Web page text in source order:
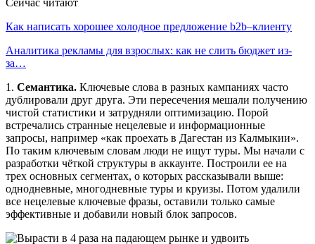
Сейчас читают
Как написать хорошее холодное предложение b2b–клиенту
Аналитика рекламы для взрослых: как не слить бюджет из-
за…
1. Семантика. Ключевые слова в разных кампаниях часто
дублировали друг друга. Эти пересечения мешали получению
чистой статистики и затрудняли оптимизацию. Порой
встречались странные нецелевые и информационные
запросы, например «как проехать в Дагестан из Калмыкии».
По таким ключевым словам люди не ищут туры. Мы начали с
разработки чёткой структуры в аккаунте. Построили ее на
трех основных сегментах, о которых рассказывали выше:
однодневные, многодневные туры и круизы. Потом удалили
все нецелевые ключевые фразы, оставили только самые
эффективные и добавили новый блок запросов.